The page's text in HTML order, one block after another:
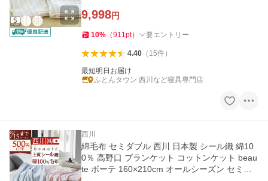
9,998円
10% （911pt） 要エントリー
4.40（ 15件）
最短明日お届け
ふとんタウン 西川など寝具専門店
西川
綿毛布 セミダブル 西川 日本製 シール織 綿10
0％ 高野口 ブランケット コットンケット beau
te ボーテ 160×210cm オールシーズン セミダ